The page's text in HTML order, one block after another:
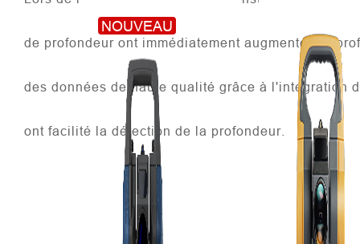
NOUVEAU
de profondeur ont immédiatement augmenté : la
des données de haute qualité grâce à l'intégration
ont facilité la détection de la profondeur.